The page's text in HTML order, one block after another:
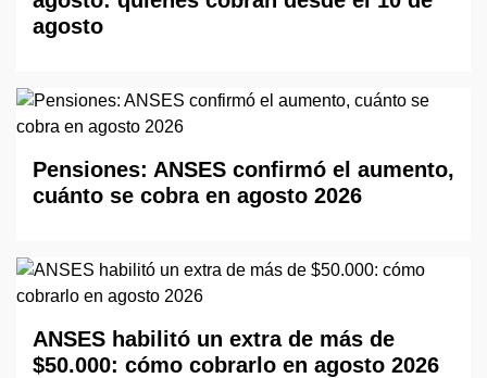
agosto
Pensiones: ANSES confirmó el aumento,
cuánto se cobra en agosto 2026
ANSES habilitó un extra de más de
$50.000: cómo cobrarlo en agosto 2026